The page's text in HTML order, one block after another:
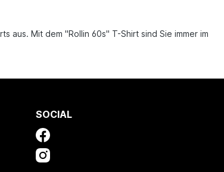
aus. Mit dem "Rollin 60s" T-Shirt sind Sie immer im
SOCIAL